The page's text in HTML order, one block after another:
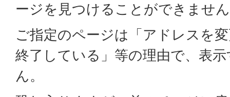
ージを見つけることができませ
ご指定のページは「アドレスを
終了している」等の理由で、表
ん。